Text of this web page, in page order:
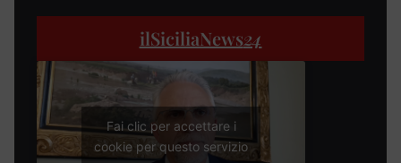
ilSiciliaNews24
Fai clic per accettare i
cookie per questo servizio